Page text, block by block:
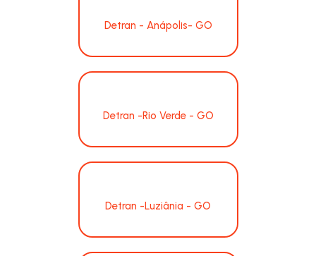
Detran - Anápolis- GO
Detran -Rio Verde - GO
Detran -Luziânia - GO